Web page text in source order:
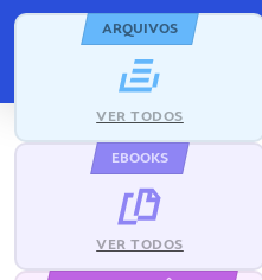
ARQUIVOS
VER TODOS
EBOOKS
VER TODOS